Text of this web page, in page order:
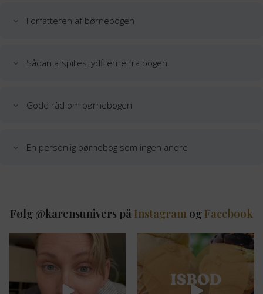
Forfatteren af børnebogen
Sådan afspilles lydfilerne fra bogen
Gode råd om børnebogen
En personlig børnebog som ingen andre
Følg @karensunivers på Instagram og Facebook
DET HER er også en del af
moderskabet,...
karens_univers
I kan forlænge sommerferie
Aug 3